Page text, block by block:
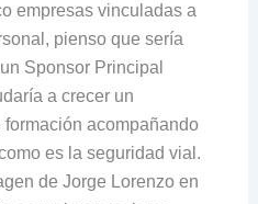
empresas vinculadas a
pienso que sería
Sponsor Principal
a crecer un
acompañando
es la seguridad vial.
de Jorge Lorenzo en